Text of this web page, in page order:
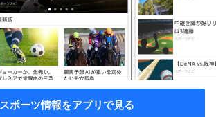
スポーツ情報をアプリで見る